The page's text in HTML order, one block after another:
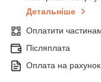
Детальніше
Оплатити
Післяплата
Оплата на рахунок